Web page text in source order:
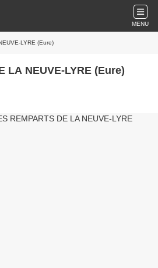
MENU
LYRE (Eure)
LA NEUVE-LYRE (Eure)